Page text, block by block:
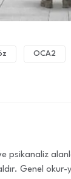
OCA2
psikanaliz
Genel okur-